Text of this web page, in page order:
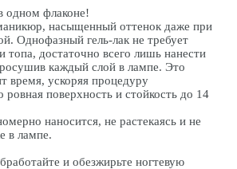
одном флаконе!
насыщенный оттенок даже при
Однофазный гель-лак не требует
топа, достаточно всего лишь нанести
каждый слой в лампе. Это
время, ускоряя процедуру
поверхность и стойкость до 14
наносится, не растекаясь и не
в лампе.
и обезжирьте ногтевую